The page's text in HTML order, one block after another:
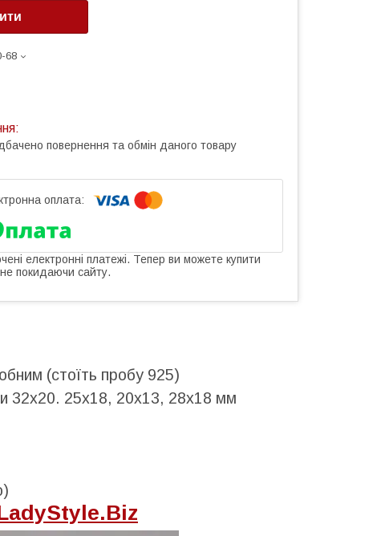
68
повернення та обмін даного товару
електронні платежі. Тепер ви можете купити
покидаючи сайту.
(стоїть пробу 925)
32х20. 25х18, 20х13, 28х18 мм